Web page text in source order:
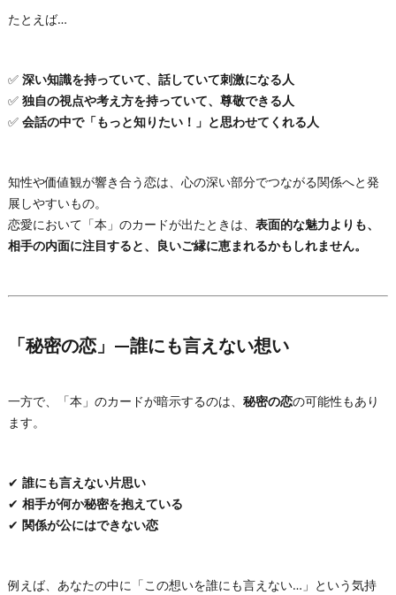
たとえば…
✅ 深い知識を持っていて、話していて刺激になる人
✅ 独自の視点や考え方を持っていて、尊敬できる人
✅ 会話の中で「もっと知りたい！」と思わせてくれる人
知性や価値観が響き合う恋は、心の深い部分でつながる関係へと発
展しやすいもの。
恋愛において「本」のカードが出たときは、 表面的な魅力よりも、
相手の内面に注目すると、良いご縁に恵まれるかもしれません。
「秘密の恋」—誰にも言えない想い
一方で、「本」のカードが暗示するのは、 秘密の恋の可能性もあり
ます。
✔ 誰にも言えない片思い
✔ 相手が何か秘密を抱えている
✔ 関係が公にはできない恋
例えば、あなたの中に「この想いを誰にも言えない…」という気持